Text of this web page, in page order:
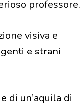
professore.
visiva e
e strani
di un’aquila di